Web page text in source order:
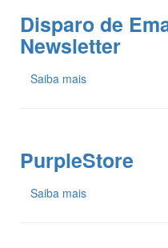
Disparo de
Newsletter
Saiba mais
PurpleStore
Saiba mais